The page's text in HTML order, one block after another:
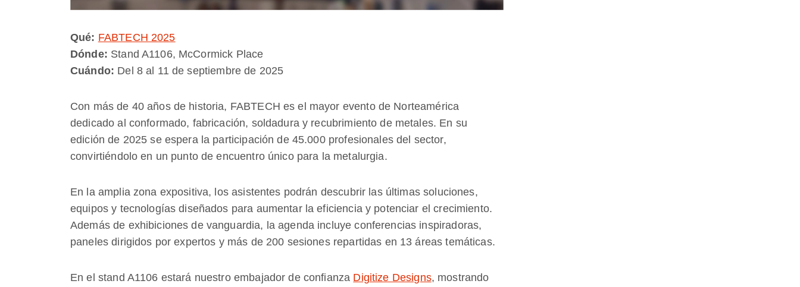
Qué: FABTECH 2025
Dónde: Stand A1106, McCormick Place
Cuándo: Del 8 al 11 de septiembre de 2025
Con más de 40 años de historia, FABTECH es el mayor evento de Norteamérica
dedicado al conformado, fabricación, soldadura y recubrimiento de metales. En su
edición de 2025 se espera la participación de 45.000 profesionales del sector,
convirtiéndolo en un punto de encuentro único para la metalurgia.
En la amplia zona expositiva, los asistentes podrán descubrir las últimas soluciones,
equipos y tecnologías diseñados para aumentar la eficiencia y potenciar el crecimiento.
Además de exhibiciones de vanguardia, la agenda incluye conferencias inspiradoras,
paneles dirigidos por expertos y más de 200 sesiones repartidas en 13 áreas temáticas.
En el stand A1106 estará nuestro embajador de confianza Digitize Designs, mostrando